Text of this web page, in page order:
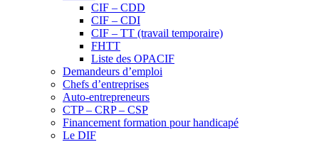
CIF – CDD
CIF – CDI
CIF – TT (travail temporaire)
FHTT
Liste des OPACIF
Demandeurs d’emploi
Chefs d’entreprises
Auto-entrepreneurs
CTP – CRP – CSP
Financement formation pour handicapé
Le DIF